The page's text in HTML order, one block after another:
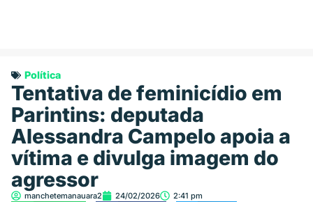
Política
Tentativa de feminicídio em
Parintins: deputada
Alessandra Campelo apoia a
vítima e divulga imagem do
agressor
manchetemanauara2 24/02/2026 2:41 pm